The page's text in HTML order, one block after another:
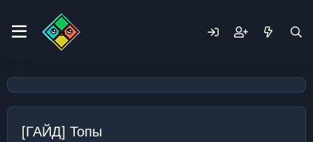
[ГАЙД] Топы